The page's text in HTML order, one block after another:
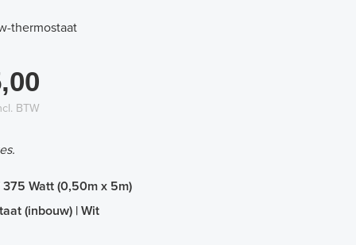
thermostaat
BTW
Watt (0,50m x 5m)
(inbouw) | Wit